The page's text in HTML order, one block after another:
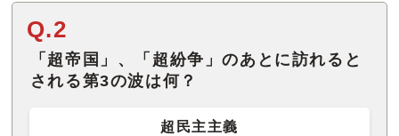
Q.2
「超帝国」、「超紛争」のあとに訪れると
される第3の波は何？
超民主主義